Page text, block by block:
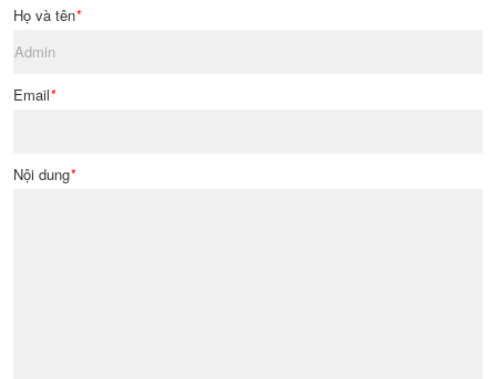
Họ và tên*
Email*
Nội dung*